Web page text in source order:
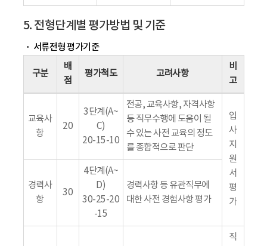
5. 전형단계별 평가방법 및 기준
서류전형 평가기준
구분
배
점
평가척도 고려사항
비
고
교육사
항
20
3단계(A~
C)
20-15-10
전공, 교육사항, 자격사항
등 직무수행에 도움이 될
수 있는 사전 교육의 정도
를 종합적으로 판단
입
사
지
원
서
평
가
경력사
항
30
4단계(A~
D)
30-25-20
-15
경력사항 등 유관직무에
대한 사전 경험사항 평가
직